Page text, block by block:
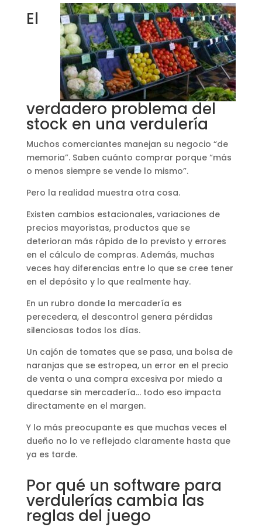
El
verdadero problema del
stock en una verdulería
Muchos comerciantes manejan su negocio “de
memoria”. Saben cuánto comprar porque “más
o menos siempre se vende lo mismo”.
Pero la realidad muestra otra cosa.
Existen cambios estacionales, variaciones de
precios mayoristas, productos que se
deterioran más rápido de lo previsto y errores
en el cálculo de compras. Además, muchas
veces hay diferencias entre lo que se cree tener
en el depósito y lo que realmente hay.
En un rubro donde la mercadería es
perecedera, el descontrol genera pérdidas
silenciosas todos los días.
Un cajón de tomates que se pasa, una bolsa de
naranjas que se estropea, un error en el precio
de venta o una compra excesiva por miedo a
quedarse sin mercadería… todo eso impacta
directamente en el margen.
Y lo más preocupante es que muchas veces el
dueño no lo ve reflejado claramente hasta que
ya es tarde.
Por qué un software para
verdulerías cambia las
reglas del juego